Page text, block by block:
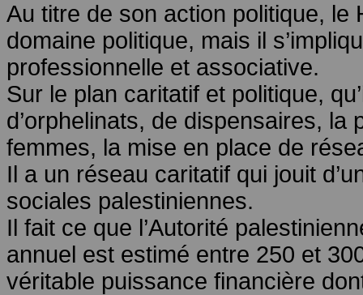
Au titre de son action politique, le
domaine politique, mais il
professionnelle et associative.
Sur le plan caritatif et politique,
d’orphelinats, de dispensaires, la
femmes, la mise en place de
Il a un réseau caritatif qui jouit
sociales palestiniennes.
Il fait ce que l’Autorité
annuel est estimé entre 250 et
véritable puissance financière